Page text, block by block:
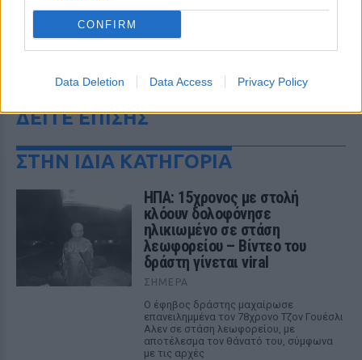
CONFIRM
Data Deletion Data Access Privacy Policy
ΔΕΙΤΕ ΕΠΙΣΗΣ
ΣΤΗΝ ΙΔΙΑ ΚΑΤΗΓΟΡΙΑ
ΗΠΑ: 15χρονος με στολή
κλόουν δολοφόνησε
ηλικιωμένο σε στάση
λεωφορείου – Βίντεο του
δράστη γίνεται viral
ΣΉΜΕΡΑ
Ο έφηβος δράστης μαχαίρωσε
επανειλημμένα τον 78χρονο Τζον Γουέσλι
Αλεν σε στάση λεωφορείου, με
αποτέλεσμα τον θάνατό του, σύμφωνα
με τις αρχές